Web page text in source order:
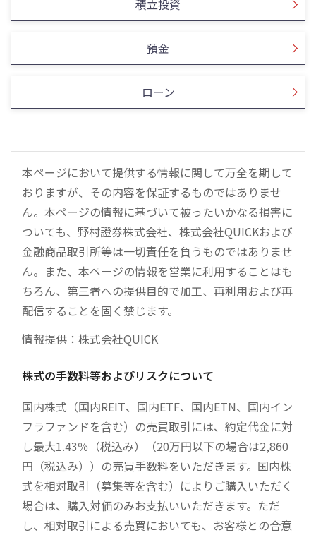
積立投資
預金
ローン
本ページにおいて提供する情報に関して万全を期して
おりますが、その内容を保証するものではありませ
ん。本ページの情報に基づいて被ったいかなる損害に
ついても、野村證券株式会社、株式会社QUICKおよび
金融商品取引所等は一切責任を負うものではありませ
ん。また、本ページの情報を営業に利用することはも
ちろん、第三者への提供目的で加工、再利用および再
配信することを固く禁じます。
情報提供：株式会社QUICK
株式の手数料等およびリスクについて
国内株式（国内REIT、国内ETF、国内ETN、国内イン
フラファンドを含む）の売買取引には、約定代金に対
し最大1.43％（税込み）（20万円以下の場合は2,860
円（税込み））の売買手数料をいただきます。国内株
式を相対取引（募集等を含む）によりご購入いただく
場合は、購入対価のみお支払いいただきます。ただ
し、相対取引による売買においても、お客様との合意